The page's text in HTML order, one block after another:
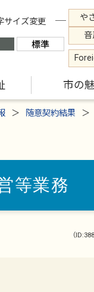
サイズ変更
や
市の
随意契約結果
等業務
（